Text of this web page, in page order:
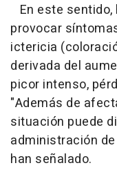
En este
provocar
ictericia
derivada del
picor intenso,
"Además de
situación puede
administración
han señalado.